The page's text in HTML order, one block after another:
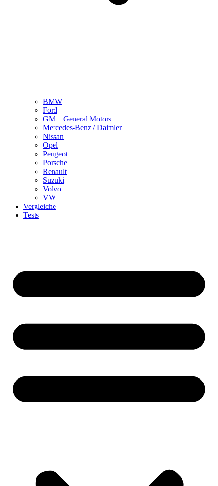
BMW
Ford
GM – General Motors
Mercedes-Benz / Daimler
Nissan
Opel
Peugeot
Porsche
Renault
Suzuki
Volvo
VW
Vergleiche
Tests